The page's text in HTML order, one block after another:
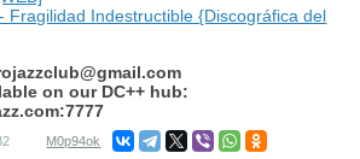
Fragilidad Indestructible {Discográfica del
on our DC++ hub:
M0p94ok